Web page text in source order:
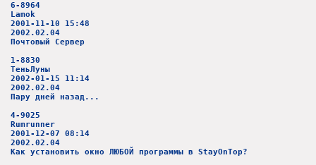
6-8964
Lamok
2001-11-10 15:48
2002.02.04
Почтовый Сервер
1-8830
ТеньЛуны
2002-01-15 11:14
2002.02.04
Пару дней назад...
4-9025
Rumrunner
2001-12-07 08:14
2002.02.04
Как установить окно ЛЮБОЙ программы в StayOnTop?